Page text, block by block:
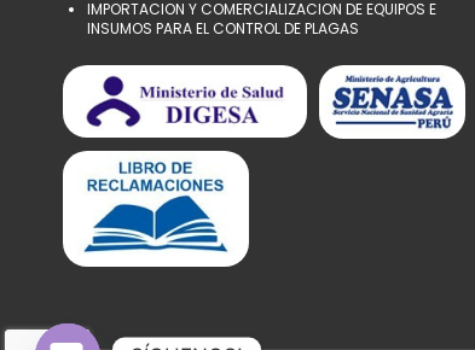
IMPORTACION Y COMERCIALIZACION DE EQUIPOS E
INSUMOS PARA EL CONTROL DE PLAGAS